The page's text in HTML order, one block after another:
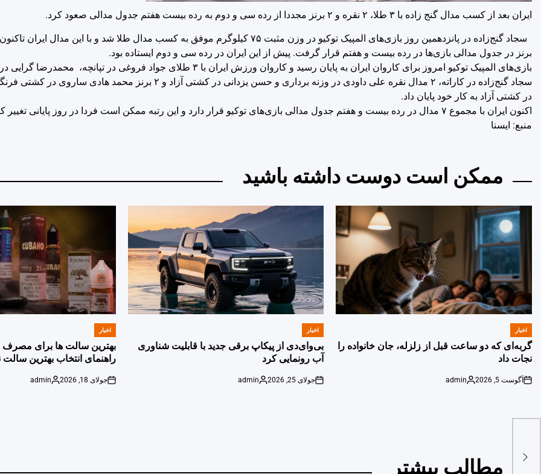
ایران بعد از کسب مدال گنج زاده با ۳ طلا، ۲ نقره و ۲ برنز مجددا از رده سی و دوم به رده بیست هفتم جدول مدالی صعود کرد.
برنز در جدول مدالی بازی‌ها در رده بیست و هفتم قرار گرفت. پیش از این ایران در رده سی و دوم ایستاده بود.
بازی‌های المپیک توکیو امروز برای کاروان ایران به پایان رسید و کاروان ورزش ایران با ۳ طلای جواد فروغی در
سجاد گنج‌زاده در کاراته، ۲ مدال نقره علی داودی در وزنه برداری و حسن یزدانی در کشتی آزاد و ۲
در کشتی آزاد به کار خود پایان داد.
اکنون ایران با مجموع ۷ مدال در رده بیست و هفتم جدول مدالی بازی‌های توکیو قرار دارد و این رتبه ممکن است فردا در روز پایانی تغییر کند.
منبع: ايسنا
ممکن است دوست داشته باشید
POSTED
IN
اخبار
گربه‌ای که دو ساعت قبل از زلزله، جان خانواده را
نجات داد
on
آگوست 5, 2026
Posted
admin
POSTED
اخبار
بی‌وای‌دی از پیکاپ برقی جدید با قابلیت شناوری
آب رونمایی کرد
on
جولای 25, 2026
Posted
admin
POSTED
اخبار
بهترین سالت ها برای مصرف
راهنمای انتخاب بهترین سالت
on
جولای 18, 2026
Posted
admin
مطالب بیشتر